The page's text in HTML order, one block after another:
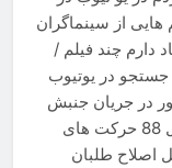
هایی از سینماگران
دارم چند فیلم /
جستجو در یوتیوب
در جریان جنبش
مصادره شده سال 88 حرکت های
اصلاح طلبان